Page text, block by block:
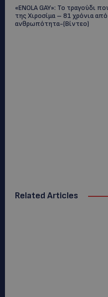
«ENOLA GAY»: Το τραγούδι
της Χιροσίμα – 81 χρόνια
ανθρωπότητα-(Bίντεο)
Related Articles